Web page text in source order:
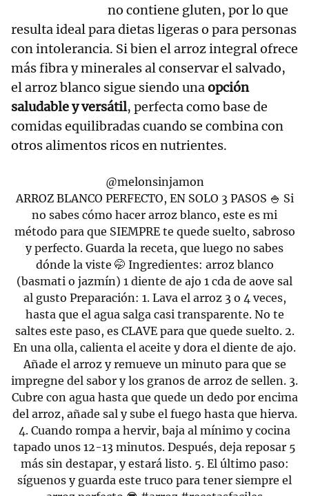
no contiene gluten, por lo que
resulta ideal para dietas ligeras o para personas
con intolerancia. Si bien el arroz integral ofrece
más fibra y minerales al conservar el salvado,
el arroz blanco sigue siendo unaopción
saludable y versátil, perfecta como base de
comidas equilibradas cuando se combina con
otros alimentos ricos en nutrientes.
@melonsinjamon
ARROZ BLANCO PERFECTO, EN SOLO 3 PASOS 🍚 Si
no sabes cómo hacer arroz blanco, este es mi
método para que SIEMPRE te quede suelto, sabroso
y perfecto. Guarda la receta, que luego no sabes
dónde la viste 🤭 Ingredientes: arroz blanco
(basmati o jazmín) 1 diente de ajo 1 cda de aove sal
al gusto Preparación: 1. Lava el arroz 3 o 4 veces,
hasta que el agua salga casi transparente. No te
saltes este paso, es CLAVE para que quede suelto. 2.
En una olla, calienta el aceite y dora el diente de ajo.
Añade el arroz y remueve un minuto para que se
impregne del sabor y los granos de arroz de sellen. 3.
Cubre con agua hasta que quede un dedo por encima
del arroz, añade sal y sube el fuego hasta que hierva.
4. Cuando rompa a hervir, baja al mínimo y cocina
tapado unos 12-13 minutos. Después, deja reposar 5
más sin destapar, y estará listo. 5. El último paso:
síguenos y guarda este truco para tener siempre el